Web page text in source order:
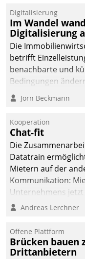
Digitalisierung
Im Wandel
Digitalisierung
Die
betrifft
benachbarte und
Bedingungen
technisch die
fürs Wachsen öffnen?
Jörn Beckmann
Kooperation
Chat-fit
Die
Datatrain
Mietern auf der
Kommunikation:
Unternehmens
Mitarbeiter oder
Andreas Lerchner
Offene Plattform
Brücken bauen
Drittanbietern